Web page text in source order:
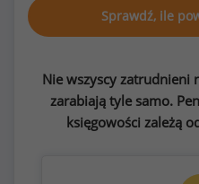
Sprawdź, ile
Nie wszyscy zatrudnieni
zarabiają tyle samo.
księgowości zależą